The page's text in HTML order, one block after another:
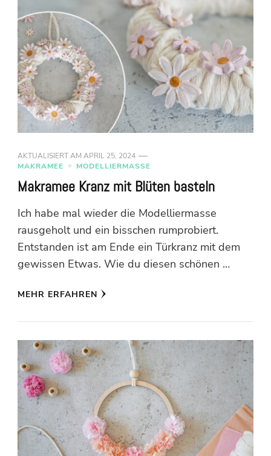
AKTUALISIERT AM APRIL 25, 2024
MAKRAMEE
MODELLIERMASSE
Makramee Kranz mit Blüten basteln
Ich habe mal wieder die Modelliermasse
rausgeholt und ein bisschen rumprobiert.
Entstanden ist am Ende ein Türkranz mit dem
gewissen Etwas. Wie du diesen schönen …
MEHR ERFAHREN